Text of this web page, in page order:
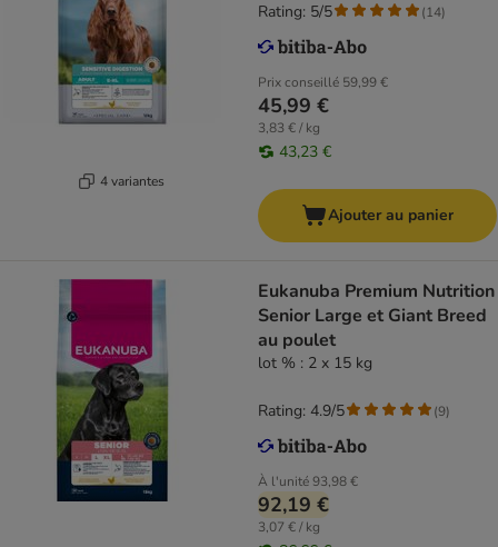
4 variantes
Prix conseillé 59,99 €
45,99 €
3,83 € / kg
43,23 €
Rating: 5/5 (14)
Ajouter au panier
Eukanuba Premium Nutrition
Senior Large et Giant Breed
au poulet
lot % : 2 x 15 kg
À l'unité93,98 €
92,19 €
3,07 € / kg
Rating: 4.9/5 (9)